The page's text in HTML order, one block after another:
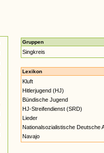
Gruppen
Singkreis
Lexikon
Kluft
Hitlerjugend (HJ)
Bündische Jugend
HJ-Streifendienst (SRD)
Lieder
Nationalsozialistische Deutsche
Navajo